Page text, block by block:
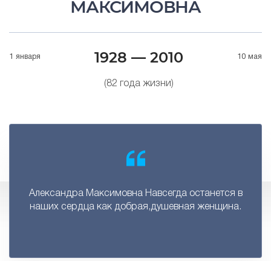
МАКСИМОВНА
1 января 1928 — 2010
(82 года жизни)
10 мая
Александра Максимовна Навсегда останется в
наших сердца как добрая,душевная женщина.